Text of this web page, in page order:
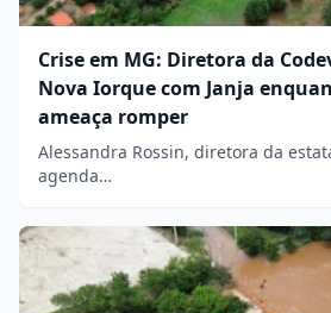
Crise em MG: Diretora da
Nova Iorque com Janja
ameaça romper
Alessandra Rossin, diretora da
agenda…